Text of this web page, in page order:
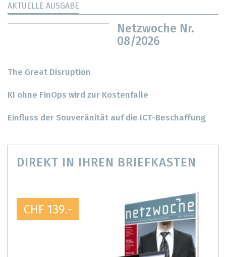
AKTUELLE AUSGABE
Netzwoche Nr.
08/2026
The Great Disruption
KI ohne FinOps wird zur Kostenfalle
Einfluss der Souveränität auf die ICT-Beschaffung
DIREKT IN IHREN BRIEFKASTEN
CHF 139.-